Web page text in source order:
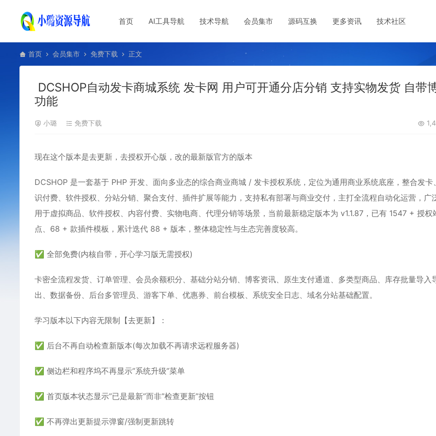
首页 AI工具导航 技术导航 会员集市 源码互换 更多资讯 技术社区
首页 会员集市 免费下载 正文
DCSHOP自动发卡商城系统 发卡网 用户可开通分店分销 支持实物发货 自带
功能
小璐 免费下载
现在这个版本是去更新，去授权开心版，改的最新版官方的版本
DCSHOP 是一套基于 PHP 开发、面向多业态的综合商业商城 / 发卡授权系统，定位为通用商业系统底座，整合发卡
识付费、软件授权、分站分销、聚合支付、插件扩展等能力，支持私有部署与商业交付，主打全流程自动化运营，广
用于虚拟商品、软件授权、内容付费、实物电商、代理分销等场景，当前最新稳定版本为 v1.1.87，已有 1547 + 授权
点、68 + 款插件模板，累计迭代 88 + 版本，整体稳定性与生态完善度较高。
✅ 全部免费(内核自带，开心学习版无需授权)
卡密全流程发货、订单管理、会员余额积分、基础分站分销、博客资讯、原生支付通道、多类型商品、库存批量导入
出、数据备份、后台多管理员、游客下单、优惠券、前台模板、系统安全日志、域名分站基础配置。
学习版本以下内容无限制【去更新】：
✅ 后台不再自动检查新版本(每次加载不再请求远程服务器)
✅ 侧边栏和程序坞不再显示”系统升级”菜单
✅ 首页版本状态显示”已是最新”而非”检查更新”按钮
✅ 不再弹出更新提示弹窗/强制更新跳转